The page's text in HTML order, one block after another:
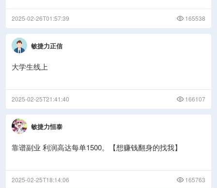
2025-02-26T01:57:39 165538
敏捷力正信
大学生线上
2025-02-25T21:41:40 166107
敏捷力恒泰
靠谱副业 利润高达每单1500。【想赚钱翻身的找我】
2025-02-25T18:14:06 165763